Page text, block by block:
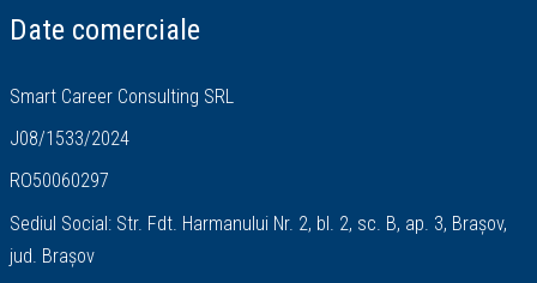
Date comerciale
Smart Career Consulting SRL
J08/1533/2024
RO50060297
Sediul Social: Str. Fdt. Harmanului Nr. 2, bl. 2, sc. B, ap. 3, Brașov,
jud. Brașov